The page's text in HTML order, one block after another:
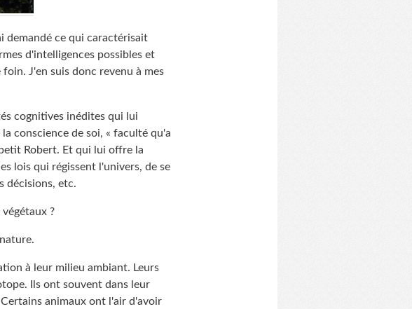
demandé ce qui caractérisait
d'intelligences possibles et
J'en suis donc revenu à mes
cognitives inédites qui lui
conscience de soi, « faculté qu'a
Robert. Et qui lui offre la
lois qui régissent l'univers, de se
décisions, etc.
?
à leur milieu ambiant. Leurs
Ils ont souvent dans leur
animaux ont l'air d'avoir